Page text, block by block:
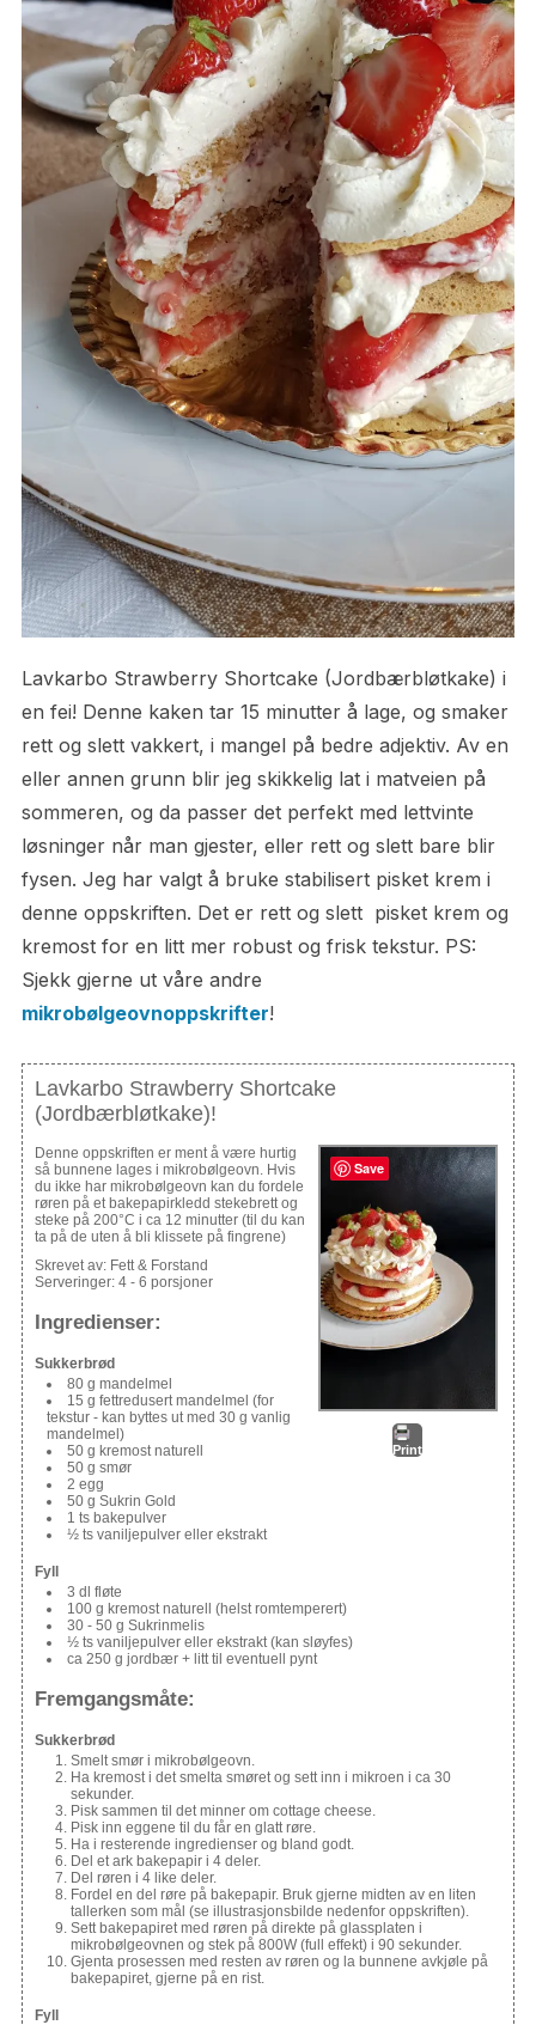
Lavkarbo Strawberry Shortcake (Jordbærbløtkake) i
en fei! Denne kaken tar 15 minutter å lage, og smaker
rett og slett vakkert, i mangel på bedre adjektiv. Av en
eller annen grunn blir jeg skikkelig lat i matveien på
sommeren, og da passer det perfekt med lettvinte
løsninger når man gjester, eller rett og slett bare blir
fysen. Jeg har valgt å bruke stabilisert pisket krem i
denne oppskriften. Det er rett og slett pisket krem og
kremost for en litt mer robust og frisk tekstur. PS:
Sjekk gjerne ut våre andre
mikrobølgeovnoppskrifter!
Lavkarbo Strawberry Shortcake
(Jordbærbløtkake)!
Print
Denne oppskriften er ment å være hurtig
så bunnene lages i mikrobølgeovn. Hvis
du ikke har mikrobølgeovn kan du fordele
røren på et bakepapirkledd stekebrett og
steke på 200°C i ca 12 minutter (til du kan
ta på de uten å bli klissete på fingrene)
Skrevet av: Fett & Forstand
Serveringer: 4 - 6 porsjoner
Ingredienser:
Sukkerbrød
80 g mandelmel
15 g fettredusert mandelmel (for
tekstur - kan byttes ut med 30 g vanlig
mandelmel)
50 g kremost naturell
50 g smør
2 egg
50 g Sukrin Gold
1 ts bakepulver
½ ts vaniljepulver eller ekstrakt
Fyll
3 dl fløte
100 g kremost naturell (helst romtemperert)
30 - 50 g Sukrinmelis
½ ts vaniljepulver eller ekstrakt (kan sløyfes)
ca 250 g jordbær + litt til eventuell pynt
Fremgangsmåte:
Sukkerbrød
Smelt smør i mikrobølgeovn.
Ha kremost i det smelta smøret og sett inn i mikroen i ca 30
sekunder.
Pisk sammen til det minner om cottage cheese.
Pisk inn eggene til du får en glatt røre.
Ha i resterende ingredienser og bland godt.
Del et ark bakepapir i 4 deler.
Del røren i 4 like deler.
Fordel en del røre på bakepapir. Bruk gjerne midten av en liten
tallerken som mål (se illustrasjonsbilde nedenfor oppskriften).
Sett bakepapiret med røren på direkte på glassplaten i
mikrobølgeovnen og stek på 800W (full effekt) i 90 sekunder.
Gjenta prosessen med resten av røren og la bunnene avkjøle på
bakepapiret, gjerne på en rist.
Fyll
Save